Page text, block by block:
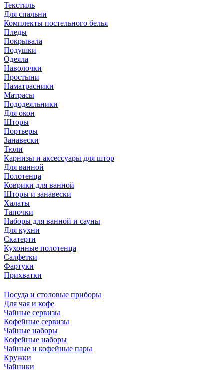
Текстиль
Для спальни
Комплекты постельного белья
Пледы
Покрывала
Подушки
Одеяла
Наволочки
Простыни
Наматрасники
Матрасы
Пододеяльники
Для окон
Шторы
Портьеры
Занавески
Тюли
Карнизы и аксессуары для штор
Для ванной
Полотенца
Коврики для ванной
Шторы и занавески
Халаты
Тапочки
Наборы для ванной и сауны
Для кухни
Скатерти
Кухонные полотенца
Салфетки
Фартуки
Прихватки
Посуда и столовые приборы
Для чая и кофе
Чайные сервизы
Кофейные сервизы
Чайные наборы
Кофейные наборы
Чайные и кофейные пары
Кружки
Чайники